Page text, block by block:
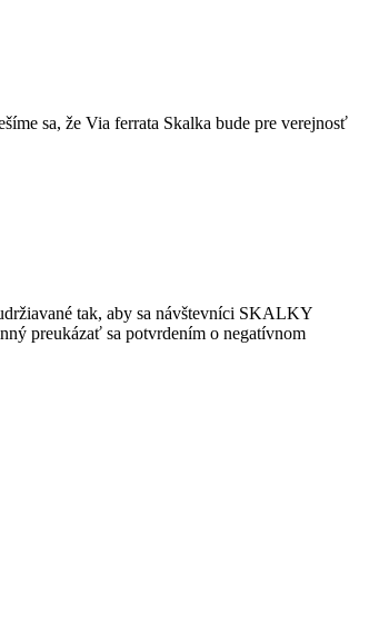
sa, že Via ferrata Skalka bude pre verejnosť
tak, aby sa návštevníci SKALKY
preukázať sa potvrdením o negatívnom